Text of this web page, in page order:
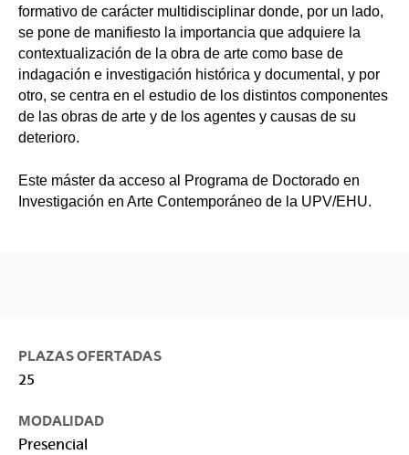
formativo de carácter multidisciplinar donde, por un lado,
se pone de manifiesto la importancia que adquiere la
contextualización de la obra de arte como base de
indagación e investigación histórica y documental, y por
otro, se centra en el estudio de los distintos componentes
de las obras de arte y de los agentes y causas de su
deterioro.
Este máster da acceso al Programa de Doctorado en
Investigación en Arte Contemporáneo de la UPV/EHU.
PLAZAS OFERTADAS
25
MODALIDAD
Presencial